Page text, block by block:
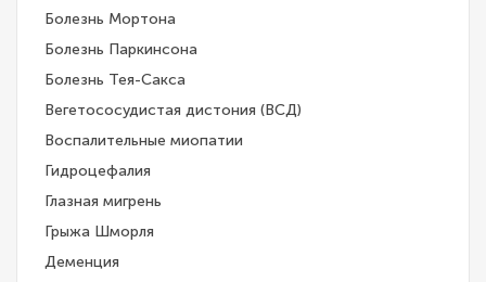
Болезнь Мортона
Болезнь Паркинсона
Болезнь Тея-Сакса
Вегетососудистая дистония (ВСД)
Воспалительные миопатии
Гидроцефалия
Глазная мигрень
Грыжа Шморля
Деменция